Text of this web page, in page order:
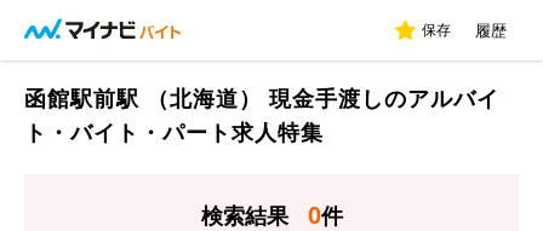
保存 履歴
函館駅前駅 （北海道） 現金手渡しのアルバイ
ト・バイト・パート求人特集
検索結果 0件